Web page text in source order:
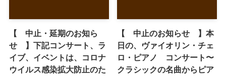
【 中止・延期のお知ら
せ 】下記コンサート、ラ
イブ、イベントは、コロナ
ウイルス感染拡大防止のた
【 中止のお知らせ 】本
日の、ヴァイオリン・チェ
ロ・ピアノ コンサート〜
クラシックの名曲からピア